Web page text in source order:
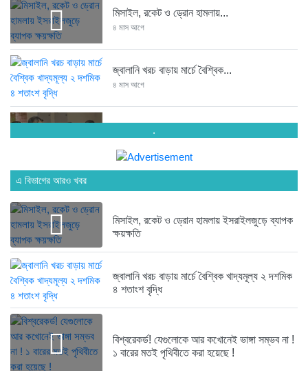
মিসাইল, রকেট ও ড্রোন হামলায়...
৪ মাস আগে
জ্বালানি খরচ বাড়ায় মার্চে বৈশ্বিক...
৪ মাস আগে
ঐকমত্য কমিশনের বৈঠক থেকে বিএনপির...
১ বছর আগে
১ বছর আগে
১ বছর আগে
দেশেই তৈরি হচ্ছে আন্তর্জাতিক মানের...
নেত্রকোনায় গিয়ে বাবরের উপর ক্ষোভ...
.
এ বিভাগের আরও খবর
মিসাইল, রকেট ও ড্রোন হামলায় ইসরাইলজুড়ে ব্যাপক
ক্ষয়ক্ষতি
জ্বালানি খরচ বাড়ায় মার্চে বৈশ্বিক খাদ্যমূল্য ২ দশমিক
৪ শতাংশ বৃদ্ধি
বিশ্বরেকর্ড! যেগুলোকে আর কখোনেই ভাঙ্গা সম্ভব না !
১ বারের মতই পৃথিবীতে করা হয়েছে !